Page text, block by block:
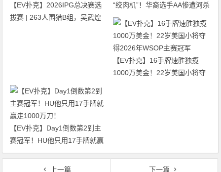
【EV扑克】2026IPG总决赛选
拔赛 | 263人围猎B组，吴武煌
“绞肉机”！华裔选手AA惨遭河杀
出局！
【EV扑克】16手牌速胜独揽
1000万美金！22岁美国小将夺
【EV扑克】Day1倒数第2到主
赛冠军！HU他只用17手牌就赢
走1000万刀！
上一篇 下一篇